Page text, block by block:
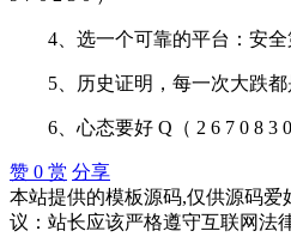
4、选一个可靠的平台：安全
5、历史证明，每一次大跌都
6、心态要好 Q（ 2 6 7 0 8 3 0
赞 0 赏 分享
本站提供的模板源码,仅供源码
议：站长应该严格遵守互联网法